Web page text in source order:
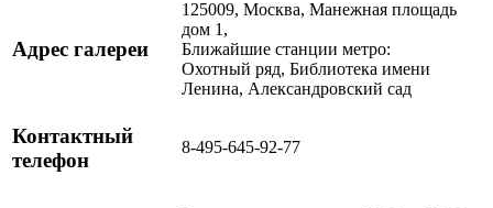
Адрес галереи
125009, Москва, Манежная площадь
дом 1,
Ближайшие станции метро:
Охотный ряд, Библиотека имени
Ленина, Александровский сад
Контактный
телефон
8-495-645-92-77